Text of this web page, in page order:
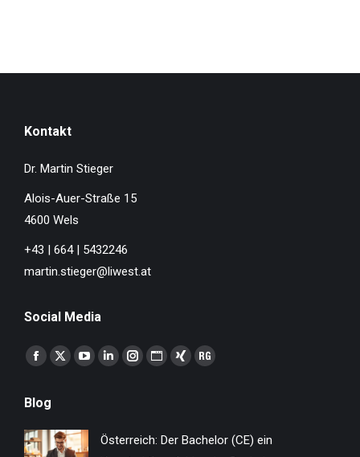
Kontakt
Dr. Martin Stieger
Alois-Auer-Straße 15
4600 Wels
+43 | 664 | 5432246
martin.stieger@liwest.at
Social Media
Finden Sie uns auf:
Facebook
opens
in
new
X
in
new
YouTube
in
new
Linkedin
new
Instagram
new
Website
new
XING
new
ResearchGate
new
Blog
Österreich: Der Bachelor (CE) ein